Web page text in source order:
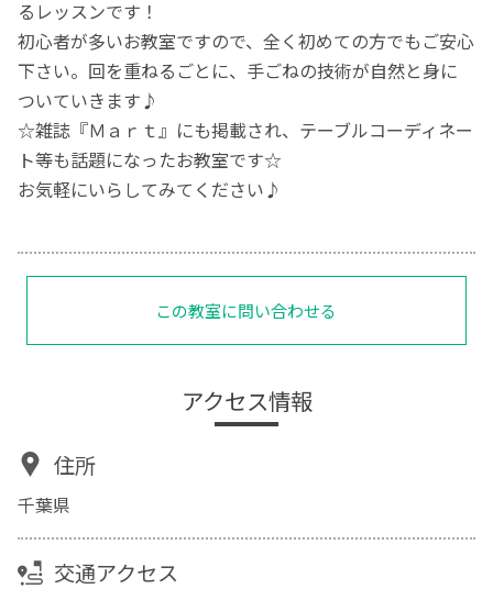
るレッスンです！
初心者が多いお教室ですので、全く初めての方でもご安心
下さい。回を重ねるごとに、手ごねの技術が自然と身に
ついていきます♪
☆雑誌『Ｍａｒｔ』にも掲載され、テーブルコーディネー
ト等も話題になったお教室です☆
お気軽にいらしてみてください♪
この教室に問い合わせる
アクセス情報
住所
千葉県
交通アクセス